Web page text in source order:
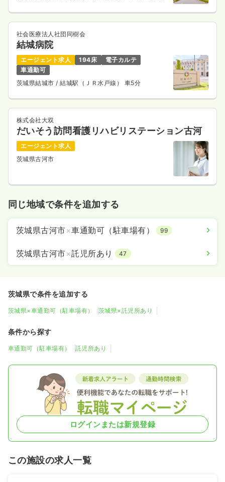
社会医療法人社団同樹会
結城病院
エージェント求人 194床
電子カルテ
車通勤可
茨城県結城市/ 結城駅（ＪＲ水戸線） 車5分
株式会社大双
だいそう訪問看護リハビリステーション古河
エージェント求人
茨城県古河市
同じ地域で条件を追加する
茨城県古河市×車通勤可（駐車場有） 99
茨城県古河市×託児所あり 47
茨城県で条件を追加する
茨城県×車通勤可（駐車場有） 茨城県×託児所あり
条件から探す
車通勤可（駐車場有） 託児所あり
ログインまたは新規登録
この施設の求人一覧